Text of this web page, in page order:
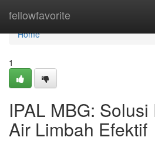
fellowfavorite
Home
Home
1
IPAL MBG:
Air Limbah Efektif